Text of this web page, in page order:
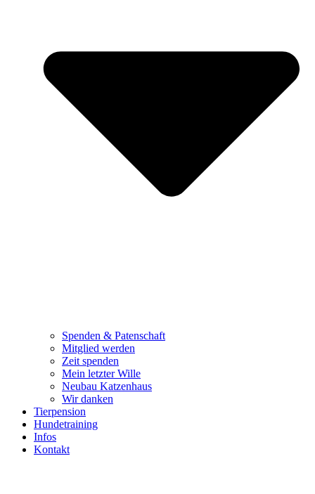
Spenden & Patenschaft
Mitglied werden
Zeit spenden
Mein letzter Wille
Neubau Katzenhaus
Wir danken
Tierpension
Hundetraining
Infos
Kontakt